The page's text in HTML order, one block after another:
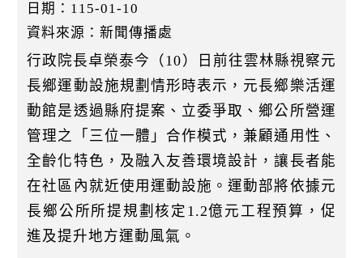
日期：115-01-10
資料來源：新聞傳播處
行政院長卓榮泰今（10）日前往雲林縣視察元
長鄉運動設施規劃情形時表示，元長鄉樂活運
動館是透過縣府提案、立委爭取、鄉公所營運
管理之「三位一體」合作模式，兼顧通用性、
全齡化特色，及融入友善環境設計，讓長者能
在社區內就近使用運動設施。運動部將依據元
長鄉公所所提規劃核定1.2億元工程預算，促
進及提升地方運動風氣。